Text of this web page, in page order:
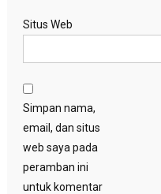
Situs Web
Simpan nama,
email, dan situs
web saya pada
peramban ini
untuk komentar